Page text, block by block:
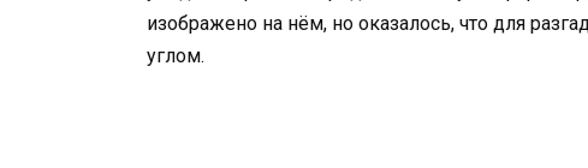
изображено на нём, но оказалось, что для
углом.